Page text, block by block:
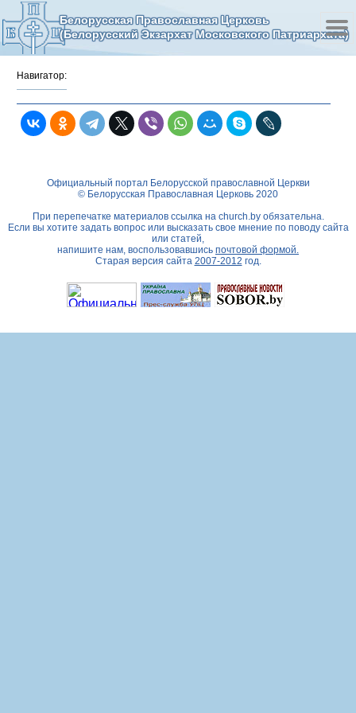
Белорусская Православная Церковь
(Белорусский Экзархат Московского Патриархата)
Навигатор:
Официальный портал Белорусской православной Церкви
© Белорусская Православная Церковь 2020
При перепечатке материалов ссылка на church.byобязательна.
Если вы хотите задать вопрос или высказать свое мнение по поводу сайта
или статей,
напишите нам, воспользовавшись почтовой формой.
Старая версия сайта 2007-2012 год.